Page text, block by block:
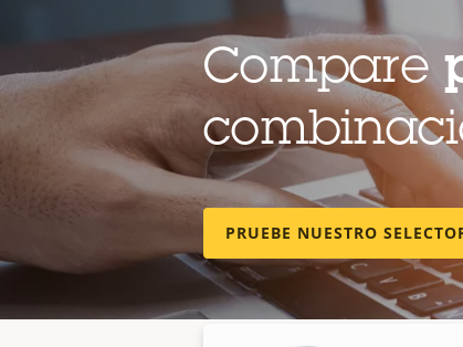
Power
Fuente de
D8208-R
Carcasas y armarios
Compare
PRUEBE NUESTRO